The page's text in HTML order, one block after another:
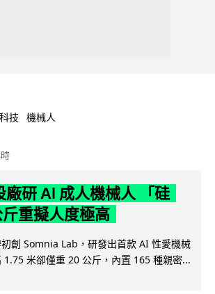
技 機械人
廠研 AI 成人機械人 「硅
重擬人度極高
創 Somnia Lab，研發出首款 AI 性愛機械
1.75 米卻僅重 20 公斤，內置 165 種親密...